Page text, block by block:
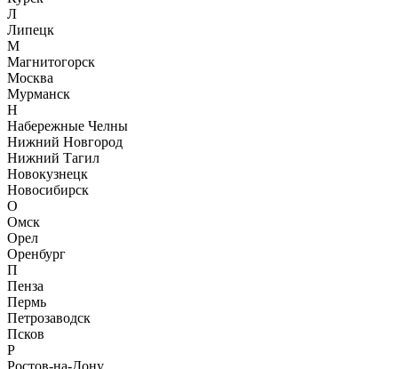
Л
Липецк
М
Магнитогорск
Москва
Мурманск
Н
Набережные Челны
Нижний Новгород
Нижний Тагил
Новокузнецк
Новосибирск
О
Омск
Орел
Оренбург
П
Пенза
Пермь
Петрозаводск
Псков
Р
Ростов-на-Дону